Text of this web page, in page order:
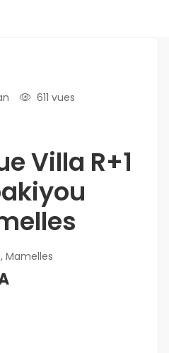
611 vues
Villa R+1
Mamelles